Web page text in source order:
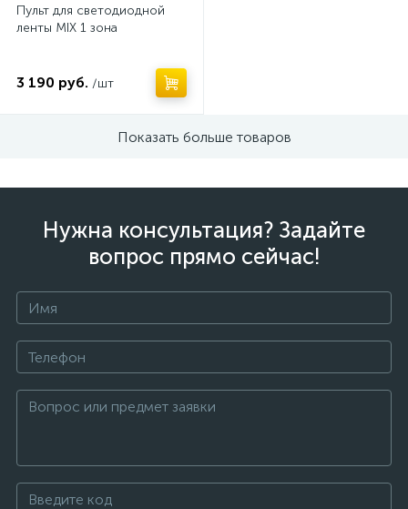
Пульт для светодиодной
ленты MIX 1 зона
3 190 руб. /шт
Показать больше товаров
Нужна консультация? Задайте
вопрос прямо сейчас!